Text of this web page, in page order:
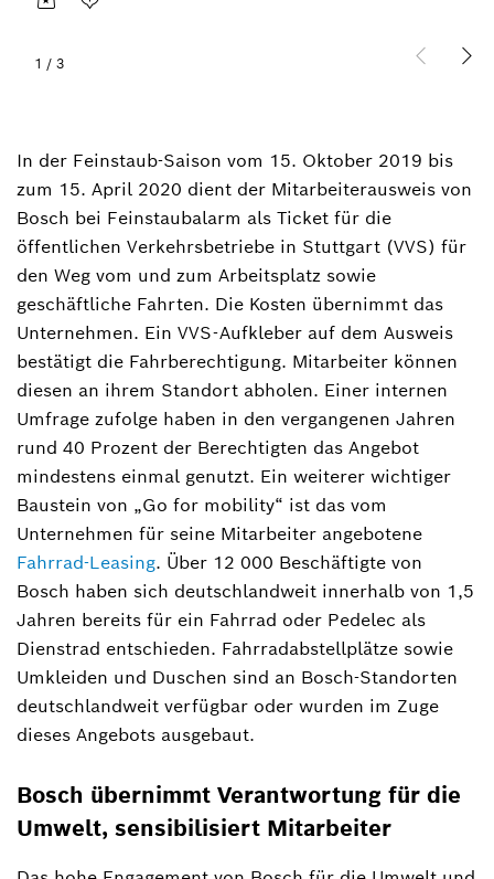
1 / 3
In der Feinstaub-Saison vom 15. Oktober 2019 bis
zum 15. April 2020 dient der Mitarbeiterausweis von
Bosch bei Feinstaubalarm als Ticket für die
öffentlichen Verkehrsbetriebe in Stuttgart (VVS) für
den Weg vom und zum Arbeitsplatz sowie
geschäftliche Fahrten. Die Kosten übernimmt das
Unternehmen. Ein VVS-Aufkleber auf dem Ausweis
bestätigt die Fahrberechtigung. Mitarbeiter können
diesen an ihrem Standort abholen. Einer internen
Umfrage zufolge haben in den vergangenen Jahren
rund 40 Prozent der Berechtigten das Angebot
mindestens einmal genutzt. Ein weiterer wichtiger
Baustein von „Go for mobility“ ist das vom
Unternehmen für seine Mitarbeiter angebotene
Fahrrad-Leasing. Über 12 000 Beschäftigte von
Bosch haben sich deutschlandweit innerhalb von 1,5
Jahren bereits für ein Fahrrad oder Pedelec als
Dienstrad entschieden. Fahrradabstellplätze sowie
Umkleiden und Duschen sind an Bosch-Standorten
deutschlandweit verfügbar oder wurden im Zuge
dieses Angebots ausgebaut.
Bosch übernimmt Verantwortung für die
Umwelt, sensibilisiert Mitarbeiter